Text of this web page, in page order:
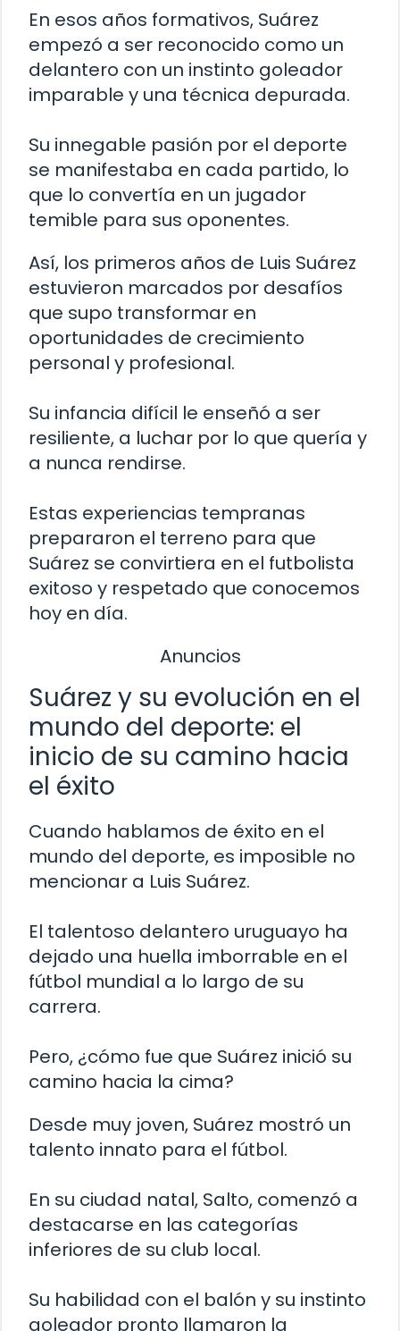
En esos años formativos, Suárez
empezó a ser reconocido como un
delantero con un instinto goleador
imparable y una técnica depurada.
Su innegable pasión por el deporte
se manifestaba en cada partido, lo
que lo convertía en un jugador
temible para sus oponentes.
Así, los primeros años de Luis Suárez
estuvieron marcados por desafíos
que supo transformar en
oportunidades de crecimiento
personal y profesional.
Su infancia difícil le enseñó a ser
resiliente, a luchar por lo que quería y
a nunca rendirse.
Estas experiencias tempranas
prepararon el terreno para que
Suárez se convirtiera en el futbolista
exitoso y respetado que conocemos
hoy en día.
Anuncios
Suárez y su evolución en el
mundo del deporte: el
inicio de su camino hacia
el éxito
Cuando hablamos de éxito en el
mundo del deporte, es imposible no
mencionar a Luis Suárez.
El talentoso delantero uruguayo ha
dejado una huella imborrable en el
fútbol mundial a lo largo de su
carrera.
Pero, ¿cómo fue que Suárez inició su
camino hacia la cima?
Desde muy joven, Suárez mostró un
talento innato para el fútbol.
En su ciudad natal, Salto, comenzó a
destacarse en las categorías
inferiores de su club local.
Su habilidad con el balón y su instinto
goleador pronto llamaron la